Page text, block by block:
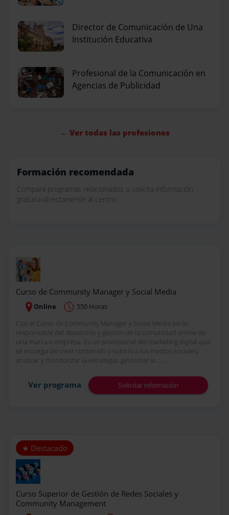
Director de Comunicación de Una
Institución Educativa
Profesional de la Comunicación en
Agencias de Publicidad
← Ver todas las profesiones
Formación recomendada
Compara programas relacionados o solicita información
gratuita directamente al centro.
Curso de Community Manager y Social Media
Online
550 Horas
Con el Curso de Community Manager y Social Media serás
responsable del desarrollo y gestión de la comunidad online de
una marca o empresa. Es un profesional del marketing digital que
se encarga de crear contenido y subirlo a los medios sociales,
analizar y monitorizar la estrategia, gestionar la ... ....
Ver programa Solicitar información
Curso Superior de Gestión de Redes Sociales y
Community Management